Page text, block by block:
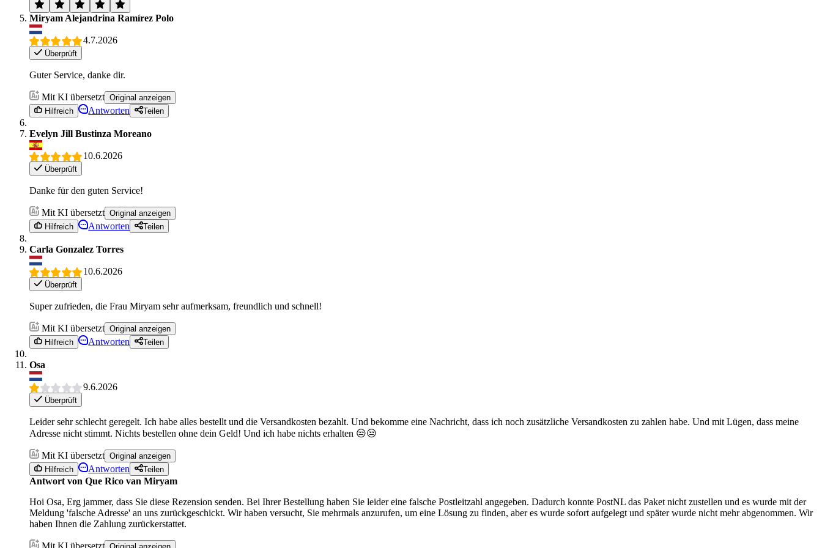
Miryam Alejandrina Ramírez Polo
4.7.2026
Überprüft
Guter Service, danke dir.
Mit KI übersetzt Original anzeigen
Hilfreich
Antworten Teilen
Evelyn Jill Bustinza Moreano
10.6.2026
Überprüft
Danke für den guten Service!
Mit KI übersetzt Original anzeigen
Hilfreich
Antworten Teilen
Carla Gonzalez Torres
10.6.2026
Überprüft
Super zufrieden, die Frau Miryam sehr aufmerksam, freundlich und schnell!
Mit KI übersetzt Original anzeigen
Hilfreich
Antworten Teilen
Osa
9.6.2026
Überprüft
Leider sehr schlecht geregelt. Ich habe alles bestellt und die Versandkosten bezahlt. Und bekomme eine Nachricht, dass ich noch zusätzliche Versandkosten zu zahlen habe. Und mit Lügen, dass meine
Adresse nicht stimmt. Nichts bestellen ohne dein Geld! Und ich habe nichts erhalten 😒😒
Mit KI übersetzt Original anzeigen
Hilfreich
Antworten Teilen
Antwort von Que Rico van Miryam
Hoi Osa, Erg jammer, dass Sie diese Rezension senden. Bei Ihrer Bestellung haben Sie leider eine falsche Postleitzahl angegeben. Dadurch konnte PostNL das Paket nicht zustellen und es wurde mit der
Meldung 'falsche Adresse' an uns zurückgeschickt. Wir haben versucht, Sie mehrmals anzurufen, um eine Lösung zu finden, aber es wurde sofort aufgelegt und später wurde nicht mehr abgenommen. Wir
haben Ihnen die Zahlung zurückerstattet.
Mit KI übersetzt